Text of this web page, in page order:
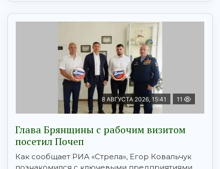
8 АВГУСТА 2026, 15:41 11
Глава Брянщины с рабочим визитом
посетил Почеп
Как сообщает РИА «Стрела», Егор Ковальчук